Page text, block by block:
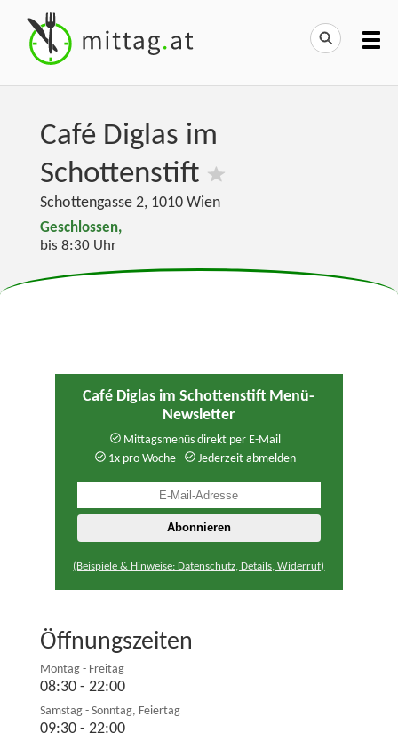
Café Diglas im
Schottenstift
Schottengasse 2, 1010 Wien
Geschlossen,
bis 8:30 Uhr
Café Diglas im Schottenstift Menü-
Newsletter
Mittagsmenüs direkt per E-Mail
1x pro Woche
Jederzeit abmelden
(Beispiele & Hinweise: Datenschutz, Details, Widerruf)
Öffnungszeiten
Montag - Freitag
08:30 - 22:00
Samstag - Sonntag, Feiertag
09:30 - 22:00